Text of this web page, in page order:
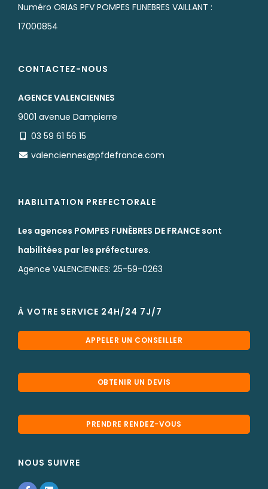
Numéro ORIAS PFV POMPES FUNEBRES VAILLANT :
17000854
CONTACTEZ-NOUS
AGENCE VALENCIENNES
9001 avenue Dampierre
03 59 61 56 15
valenciennes@pfdefrance.com
HABILITATION PREFECTORALE
Les agences POMPES FUNÈBRES DE FRANCE sont
habilitées par les préfectures.
Agence VALENCIENNES: 25-59-0263
À VOTRE SERVICE 24H/24 7J/7
APPELER UN CONSEILLER
OBTENIR UN DEVIS
PRENDRE RENDEZ-VOUS
NOUS SUIVRE